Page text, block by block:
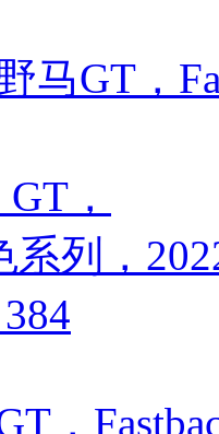
马GT，
，